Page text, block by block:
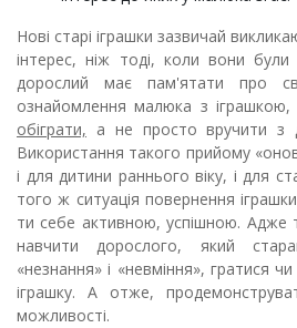
Нові старі іграшки зазвичай
ін­терес, ніж тоді, коли вони
дорослий має пам'ятати про
ознайомлення малюка з
обіграти, а не просто вручити з
Використання такого прийому
і для дитини раннього віку, і для
того ж ситуація повернення
ти себе активною, успішною.
навчити дорослого, який
«незнання» і «невміння», гратися
іграшку. А отже,
можливості.